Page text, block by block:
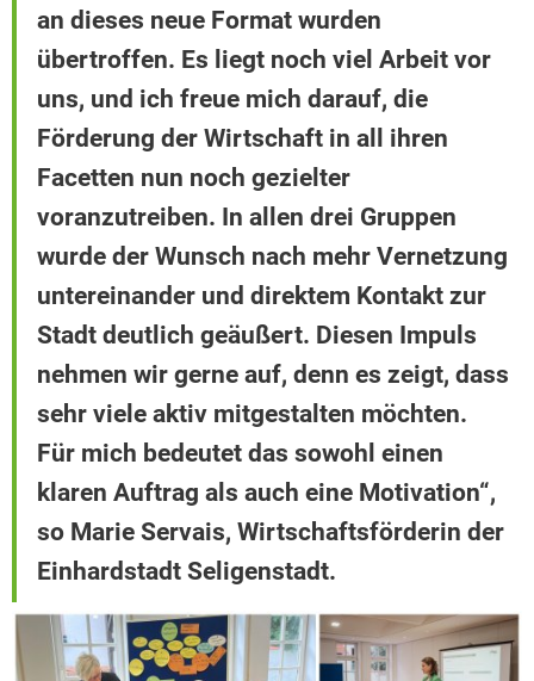
an dieses neue Format wurden
übertroffen. Es liegt noch viel Arbeit vor
uns, und ich freue mich darauf, die
Förderung der Wirtschaft in all ihren
Facetten nun noch gezielter
voranzutreiben. In allen drei Gruppen
wurde der Wunsch nach mehr Vernetzung
untereinander und direktem Kontakt zur
Stadt deutlich geäußert. Diesen Impuls
nehmen wir gerne auf, denn es zeigt, dass
sehr viele aktiv mitgestalten möchten.
Für mich bedeutet das sowohl einen
klaren Auftrag als auch eine Motivation“,
so Marie Servais, Wirtschaftsförderin der
Einhardstadt Seligenstadt.